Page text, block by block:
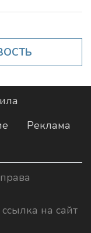
Реклама
на сайт